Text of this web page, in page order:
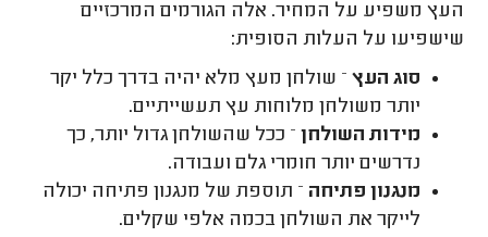
העץ משפיע על המחיר. אלה הגורמים המרכזיים
שישפיעו על העלות הסופית:
סוג העץ – שולחן מעץ מלא יהיה בדרך כלל יקר
יותר משולחן מלוחות עץ תעשייתיים.
מידות השולחן – ככל שהשולחן גדול יותר, כך
נדרשים יותר חומרי גלם ועבודה.
מנגנון פתיחה – תוספת של מנגנון פתיחה יכולה
לייקר את השולחן בכמה אלפי שקלים.